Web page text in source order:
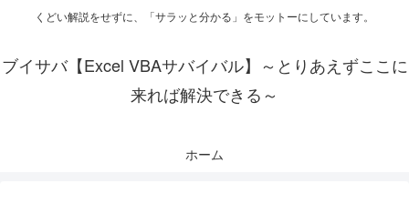
くどい解説をせずに、「サラッと分かる」をモットーにしています。
ブイサバ【Excel VBAサバイバル】～とりあえずここに
来れば解決できる～
ホーム